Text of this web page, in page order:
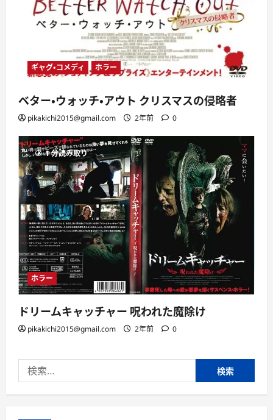
ギャグ・コメディ ホラー
ベター・ウォッチ・アウト クリスマスの侵略者
pikakichi2015@gmail.com 2年前 0
1 分読み取り
ホラー
ドリームキャッチャー 呪われた魔除け
pikakichi2015@gmail.com 2年前 0
索: